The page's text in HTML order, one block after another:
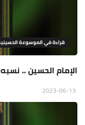
قراءة في الموسوعة
الإمام الحسين ..